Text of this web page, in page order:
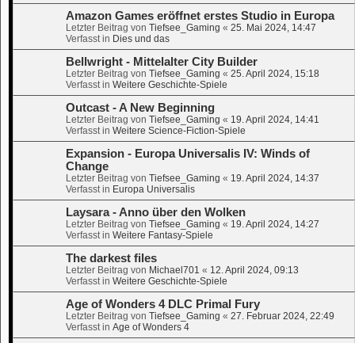
Amazon Games eröffnet erstes Studio in Europa
Letzter Beitrag von Tiefsee_Gaming « 25. Mai 2024, 14:47
Verfasst in Dies und das
Bellwright - Mittelalter City Builder
Letzter Beitrag von Tiefsee_Gaming « 25. April 2024, 15:18
Verfasst in Weitere Geschichte-Spiele
Outcast - A New Beginning
Letzter Beitrag von Tiefsee_Gaming « 19. April 2024, 14:41
Verfasst in Weitere Science-Fiction-Spiele
Expansion - Europa Universalis IV: Winds of
Change
Letzter Beitrag von Tiefsee_Gaming « 19. April 2024, 14:37
Verfasst in Europa Universalis
Laysara - Anno über den Wolken
Letzter Beitrag von Tiefsee_Gaming « 19. April 2024, 14:27
Verfasst in Weitere Fantasy-Spiele
The darkest files
Letzter Beitrag von Michael701 « 12. April 2024, 09:13
Verfasst in Weitere Geschichte-Spiele
Age of Wonders 4 DLC Primal Fury
Letzter Beitrag von Tiefsee_Gaming « 27. Februar 2024, 22:49
Verfasst in Age of Wonders 4